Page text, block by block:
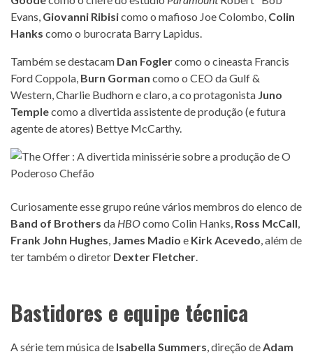
Evans, Giovanni Ribisicomo o mafioso Joe Colombo, Colin
Hanks como o burocrata Barry Lapidus.
Também se destacam Dan Foglercomo o cineasta Francis
Ford Coppola, Burn Gorman como o CEO da Gulf &
Western, Charlie Budhorn e claro, a co protagonista Juno
Templecomo a divertida assistente de produção (e futura
agente de atores) Bettye McCarthy.
Curiosamente esse grupo reúne vários membros do elenco de
Band of Brothers da HBOcomo Colin Hanks, Ross McCall,
Frank John Hughes, James Madio e Kirk Acevedo, além de
ter também o diretor Dexter Fletcher.
Bastidores e equipe técnica
A série tem música de Isabella Summers, direção deAdam